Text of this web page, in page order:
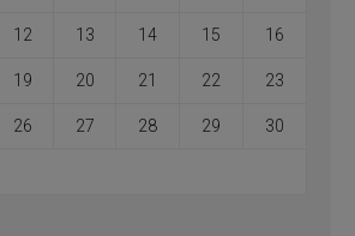
12 13 14 15 16
19 20 21 22 23
26 27 28 29 30